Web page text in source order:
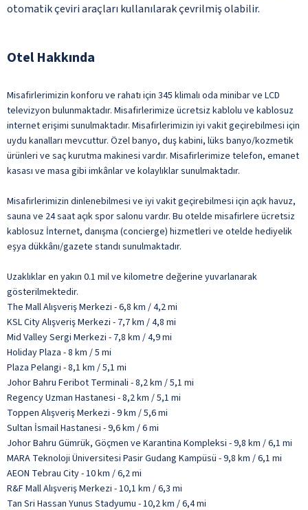
otomatik çeviri araçları kullanılarak çevrilmiş olabilir.
Otel Hakkında
Misafirlerimizin konforu ve rahatı için 345 klimalı oda minibar ve LCD
televizyon bulunmaktadır. Misafirlerimize ücretsiz kablolu ve kablosuz
internet erişimi sunulmaktadır. Misafirlerimizin iyi vakit geçirebilmesi için
uydu kanalları mevcuttur. Özel banyo, duş kabini, lüks banyo/kozmetik
ürünleri ve saç kurutma makinesi vardır. Misafirlerimize telefon, emanet
kasası ve masa gibi imkânlar ve kolaylıklar sunulmaktadır.
Misafirlerimizin dinlenebilmesi ve iyi vakit geçirebilmesi için açık havuz,
sauna ve 24 saat açık spor salonu vardır. Bu otelde misafirlere ücretsiz
kablosuz İnternet, danışma (concierge) hizmetleri ve otelde hediyelik
eşya dükkânı/gazete standı sunulmaktadır.
Uzaklıklar en yakın 0.1 mil ve kilometre değerine yuvarlanarak
gösterilmektedir.
The Mall Alışveriş Merkezi - 6,8 km / 4,2 mi
KSL City Alışveriş Merkezi - 7,7 km / 4,8 mi
Mid Valley Sergi Merkezi - 7,8 km / 4,9 mi
Holiday Plaza - 8 km / 5 mi
Plaza Pelangi - 8,1 km / 5,1 mi
Johor Bahru Feribot Terminali - 8,2 km / 5,1 mi
Regency Uzman Hastanesi - 8,2 km / 5,1 mi
Toppen Alışveriş Merkezi - 9 km / 5,6 mi
Sultan İsmail Hastanesi - 9,6 km / 6 mi
Johor Bahru Gümrük, Göçmen ve Karantina Kompleksi - 9,8 km / 6,1 mi
MARA Teknoloji Üniversitesi Pasir Gudang Kampüsü - 9,8 km / 6,1 mi
AEON Tebrau City - 10 km / 6,2 mi
R&F Mall Alışveriş Merkezi - 10,1 km / 6,3 mi
Tan Sri Hassan Yunus Stadyumu - 10,2 km / 6,4 mi